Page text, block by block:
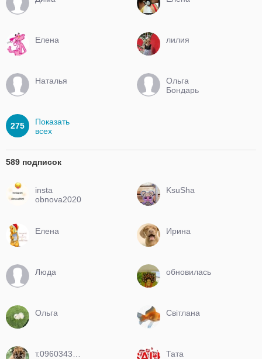
Елена лилия
Наталья
Ольга
Бондарь
275
Показать
всех
589 подписок
insta
obnova2020
KsuSha
Елена Ирина
Люда обновилась
Ольга Світлана
Тата